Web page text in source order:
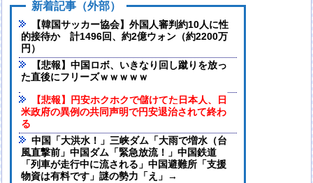
新着記事（外部）
【韓国サッカー協会】外国人審判約10人に性
的接待か 計1496回、約2億ウォン（約2200万
円）
【悲報】中国ロボ、いきなり回し蹴りを放っ
た直後にフリーズｗｗｗｗｗ
【悲報】円安ホクホクで儲けてた日本人、日
米政府の異例の共同声明で円安退治されて終わ
る
中国「大洪水！」三峡ダム「大雨で増水（台
風直撃前」中国ダム「緊急放流！」中国鉄道
「列車が走行中に流される」中国避難所「支援
物資は有料です」謎の勢力「え」→